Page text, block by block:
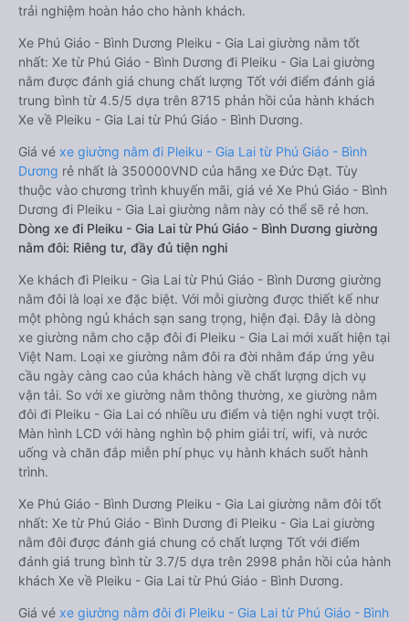
trải nghiệm hoàn hảo cho hành khách.
Xe Phú Giáo - Bình Dương Pleiku - Gia Lai giường nằm tốt
nhất: Xe từ Phú Giáo - Bình Dương đi Pleiku - Gia Lai giường
nằm được đánh giá chung chất lượng Tốt với điểm đánh giá
trung bình từ 4.5/5 dựa trên 8715 phản hồi của hành khách
Xe về Pleiku - Gia Lai từ Phú Giáo - Bình Dương.
Giá vé xe giường nằm đi Pleiku - Gia Lai từ Phú Giáo - Bình
Dương rẻ nhất là 350000VND của hãng xe Đức Đạt. Tùy
thuộc vào chương trình khuyến mãi, giá vé Xe Phú Giáo - Bình
Dương đi Pleiku - Gia Lai giường nằm này có thể sẽ rẻ hơn.
Dòng xe đi Pleiku - Gia Lai từ Phú Giáo - Bình Dương giường
nằm đôi: Riêng tư, đầy đủ tiện nghi
Xe khách đi Pleiku - Gia Lai từ Phú Giáo - Bình Dương giường
nằm đôi là loại xe đặc biệt. Với mỗi giường được thiết kế như
một phòng ngủ khách sạn sang trọng, hiện đại. Đây là dòng
xe giường nằm cho cặp đôi đi Pleiku - Gia Lai mới xuất hiện tại
Việt Nam. Loại xe giường nằm đôi ra đời nhằm đáp ứng yêu
cầu ngày càng cao của khách hàng về chất lượng dịch vụ
vận tải. So với xe giường nằm thông thường, xe giường nằm
đôi đi Pleiku - Gia Lai có nhiều ưu điểm và tiện nghi vượt trội.
Màn hình LCD với hàng nghìn bộ phim giải trí, wifi, và nước
uống và chăn đắp miễn phí phục vụ hành khách suốt hành
trình.
Xe Phú Giáo - Bình Dương Pleiku - Gia Lai giường nằm đôi tốt
nhất: Xe từ Phú Giáo - Bình Dương đi Pleiku - Gia Lai giường
nằm đôi được đánh giá chung có chất lượng Tốt với điểm
đánh giá trung bình từ 3.7/5 dựa trên 2998 phản hồi của hành
khách Xe về Pleiku - Gia Lai từ Phú Giáo - Bình Dương.
Giá vé xe giường nằm đôi đi Pleiku - Gia Lai từ Phú Giáo - Bình